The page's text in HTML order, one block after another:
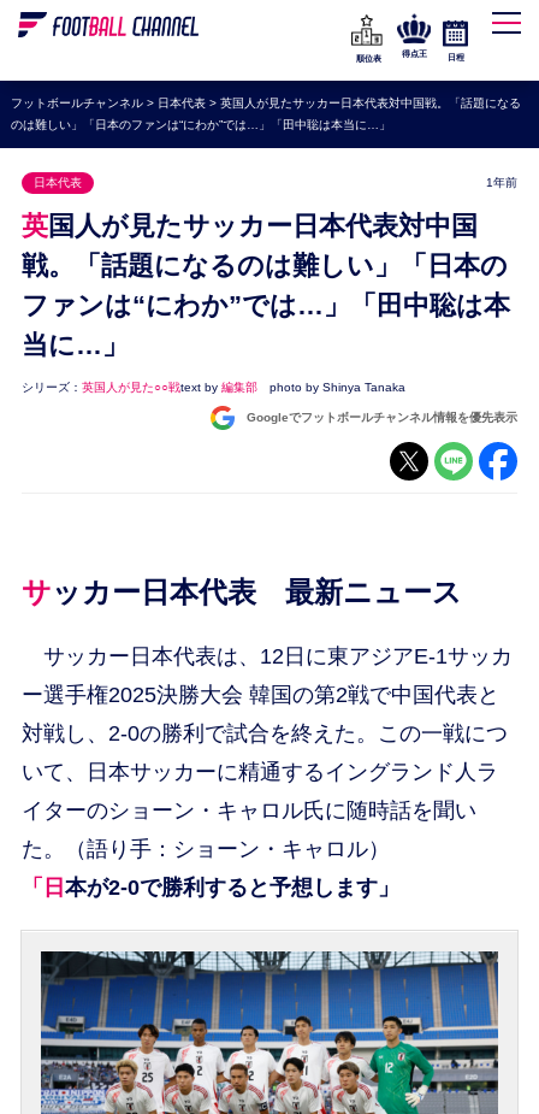
WEリーグ
海外サッカー
プレミアリーグ
セリエA
ブンデスリーガ
UEFA
ナショナルチーム
高校サッカー
順位表
得点王 日程
フットボールチャンネル> 日本代表> 英国人が見たサッカー日本代表対中国戦。「話題になる
のは難しい」「日本のファンは“にわか”では…」「田中聡は本当に…」
日本代表 1年前
英国人が見たサッカー日本代表対中国
戦。「話題になるのは難しい」「日本の
ファンは“にわか”では…」「田中聡は本
当に…」
シリーズ： 英国人が見た○○戦text by 編集部 photo by Shinya Tanaka
Googleでフットボールチャンネル情報を優先表示
サッカー日本代表 最新ニュース
サッカー日本代表は、12日に東アジアE-1サッカ
ー選手権2025決勝大会 韓国の第2戦で中国代表と
対戦し、2-0の勝利で試合を終えた。この一戦につ
いて、日本サッカーに精通するイングランド人ラ
イターのショーン・キャロル氏に随時話を聞い
た。（語り手：ショーン・キャロル）
「日本が2-0で勝利すると予想します」